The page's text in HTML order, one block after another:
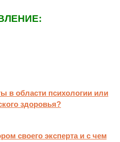
в области психологии или
здоровья?
своего эксперта и с чем